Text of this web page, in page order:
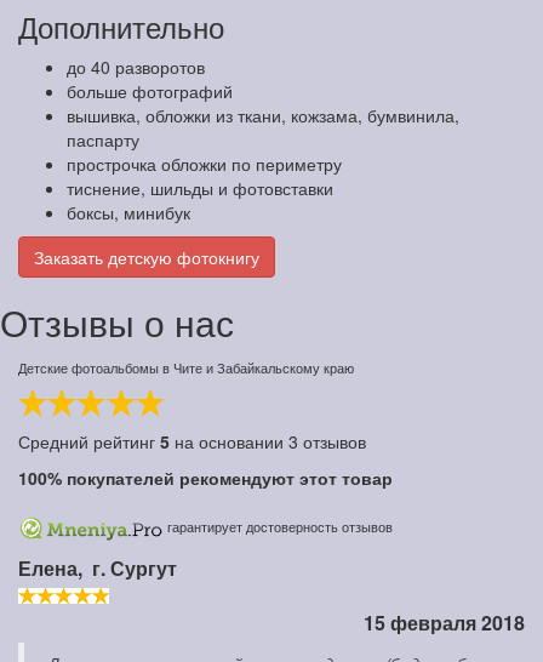
Дополнительно
до 40 разворотов
больше фотографий
вышивка, обложки из ткани, кожзама, бумвинила,
паспарту
прострочка обложки по периметру
тиснение, шильды и фотовставки
боксы, минибук
Заказать детскую фотокнигу
Отзывы о нас
Детские фотоальбомы в Чите и Забайкальскому краю
Средний рейтинг 5 на основании 3 отзывов
100% покупателей рекомендуют этот товар
гарантирует достоверность отзывов
Елена, г. Сургут
15 февраля 2018